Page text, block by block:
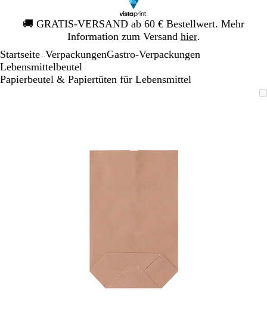
🚚 GRATIS-VERSAND ab 60 € Bestellwert. Mehr
Information zum Versand hier.
Galeriebild
1
Startseite VerpackungenGastro-Verpackungen
Lebensmittelbeutel
Papierbeutel & Papiertüten für Lebensmittel
und
Schwenken.